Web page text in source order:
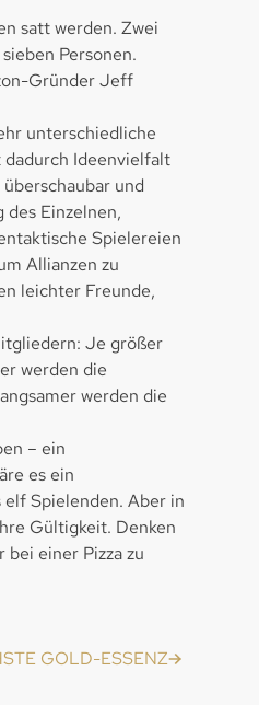
satt werden. Zwei
Personen.
Gründer Jeff
unterschiedliche
Ideenvielfalt
und
Einzelnen,
Spielereien
Allianzen zu
leichter Freunde,
Je größer
werden die
werden die
– ein
es ein
Spielenden. Aber in
Gültigkeit. Denken
einer Pizza zu
GOLD-ESSENZ